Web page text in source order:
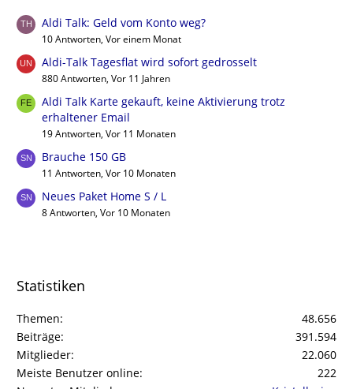
Aldi Talk: Geld vom Konto weg?
10 Antworten, Vor einem Monat
Aldi-Talk Tagesflat wird sofort gedrosselt
880 Antworten, Vor 11 Jahren
Aldi Talk Karte gekauft, keine Aktivierung trotz
erhaltener Email
19 Antworten, Vor 11 Monaten
Brauche 150 GB
11 Antworten, Vor 10 Monaten
Neues Paket Home S / L
8 Antworten, Vor 10 Monaten
Statistiken
Themen
48.656
Beiträge
391.594
Mitglieder
22.060
Meiste Benutzer online
222